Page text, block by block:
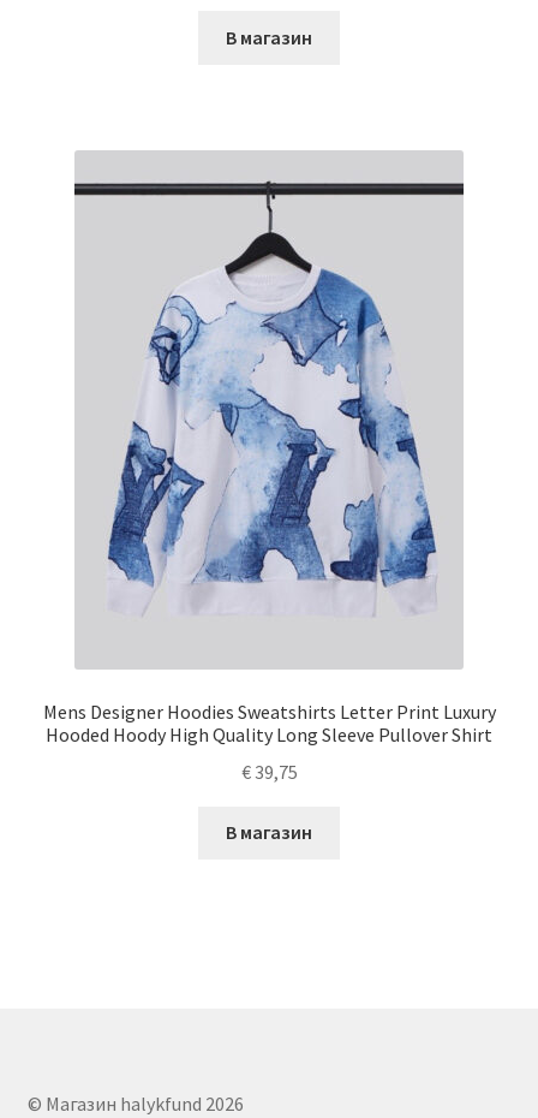
В магазин
Mens Designer Hoodies Sweatshirts Letter Print Luxury
Hooded Hoody High Quality Long Sleeve Pullover Shirt
€39,75
В магазин
© Магазин halykfund 2026